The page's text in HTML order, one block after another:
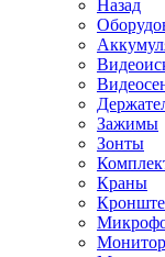
Назад
Зажимы
Зонты
Краны